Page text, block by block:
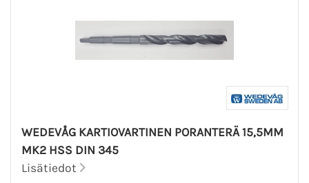
WEDEVÅG KARTIOVARTINEN PORANTERÄ 15,5MM
MK2 HSS DIN 345
Lisätiedot